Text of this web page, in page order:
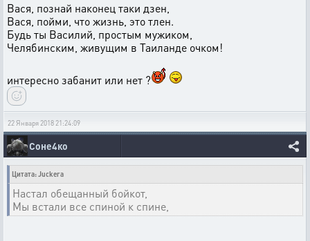
Вася, познай наконец таки дзен,
Вася, пойми, что жизнь, это тлен.
Будь ты Василий, простым мужиком,
Челябинским, живущим в Таиланде очком!
интересно забанит или нет ?
22 Января 2018 21:24:09
Соне4ко
Цитата: Juckera
Настал обещанный бойкот,
Мы встали все спиной к спине,